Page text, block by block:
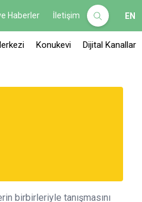
Haberler İletişim EN
Konukevi Dijital Kanallar
birbirleriyle tanışmasını